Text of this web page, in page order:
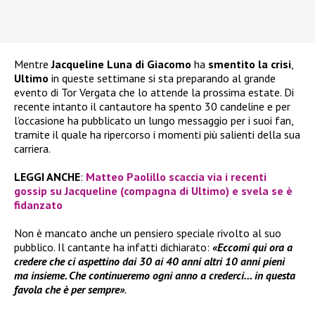
MentreJacqueline Luna di Giacomo ha smentito la crisi
Ultimo in queste settimane si sta preparando al grande
evento di Tor Vergata che lo attende la prossima estate. Di
recente intanto il cantautore ha spento 30 candeline e per
l’occasione ha pubblicato un lungo messaggio per i suoi fan,
tramite il quale ha ripercorso i momenti più salienti della sua
carriera.
LEGGI ANCHE: Matteo Paolillo scaccia via i recenti
gossip su Jacqueline (compagna di Ultimo) e svela se è
fidanzato
Non è mancato anche un pensiero speciale rivolto al suo
pubblico. Il cantante ha infatti dichiarato: «Eccomi qui ora a
credere che ci aspettino dai 30 ai 40 anni altri 10 anni pieni
ma insieme. Che continueremo ogni anno a crederci… in questa
favola che è per sempre».